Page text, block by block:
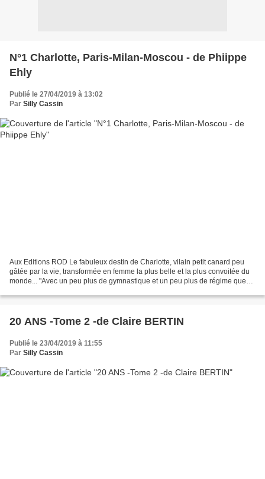
N°1 Charlotte, Paris-Milan-Moscou - de Phiippe
Ehly
Publié le 27/04/2019 à 13:02
Par Silly Cassin
Aux Editions ROD Le fabuleux destin de Charlotte, vilain petit canard peu
gâtée par la vie, transformée en femme la plus belle et la plus convoitée du
monde... "Avec un peu plus de gymnastique et un peu plus de régime que
20 ANS -Tome 2 -de Claire BERTIN
Publié le 23/04/2019 à 11:55
Par Silly Cassin